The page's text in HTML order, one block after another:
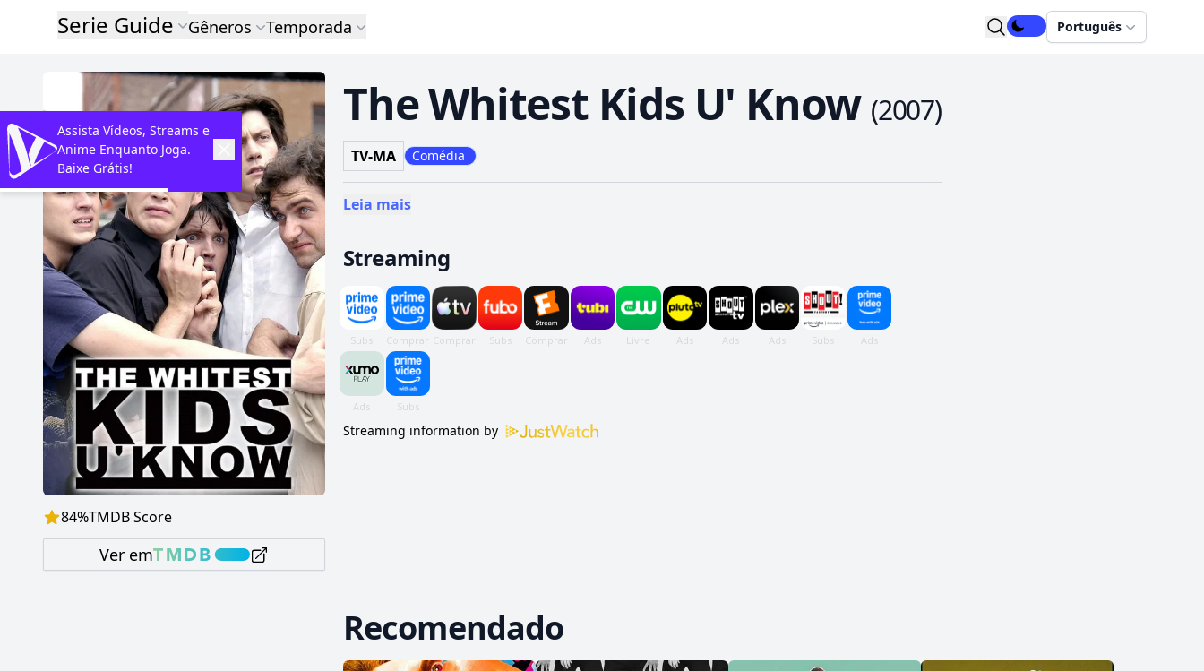
Serie Guide Gêneros Temporada Português
84%TMDB Score
Ver em
The Whitest Kids U' Know (2007)
TV-MA Comédia
Leia mais
Streaming
Streaming information by
Recomendado
Assista Vídeos, Streams e
Anime Enquanto Joga.
Baixe Grátis!